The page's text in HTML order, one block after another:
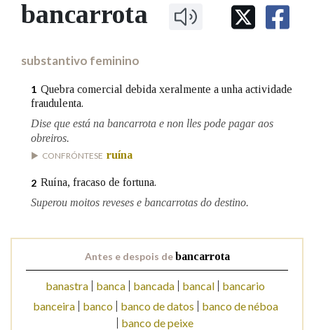
IDENTIDADE CORPORATIVA
MARCIAL DEL ADALID
FIGURAS HOMENAXEADAS
PRIMAVERA DAS LETRAS
Facebook
TwitterYoutubeInstagram
Bluesky
BUSCAR NOS LEMAS
Remata por
Contén
Nos exemplos
bancarrota
substantivo feminino
1 Quebra comercial debida xeralmente a unha actividade
fraudulenta.
Dise que está na bancarrota e non lles pode pagar aos
obreiros.
CONFRÓNTESE ruína
2 Ruína, fracaso de fortuna.
Superou moitos reveses e bancarrotas do destino.
Antes e despois debancarrota
banastra banca bancada bancal
bancario
banceira
banco banco de datos
banco de néboa
banco de peixe